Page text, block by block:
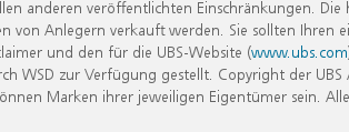
anderen veröffentlichten Einschränkungen.
Anlegern verkauft werden. Sie sollten Ihren
und den für die UBS-Website (www.ubs.com
zur Verfügung gestellt. Copyright der
Marken ihrer jeweiligen Eigentümer sein.